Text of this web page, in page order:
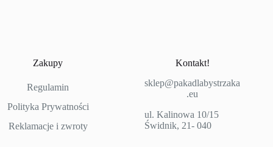
Zakupy
Regulamin
Polityka Prywatności
Reklamacje i zwroty
Kontakt!
sklep@pakadlabystrzaka
.eu
ul. Kalinowa 10/15
Świdnik, 21- 040